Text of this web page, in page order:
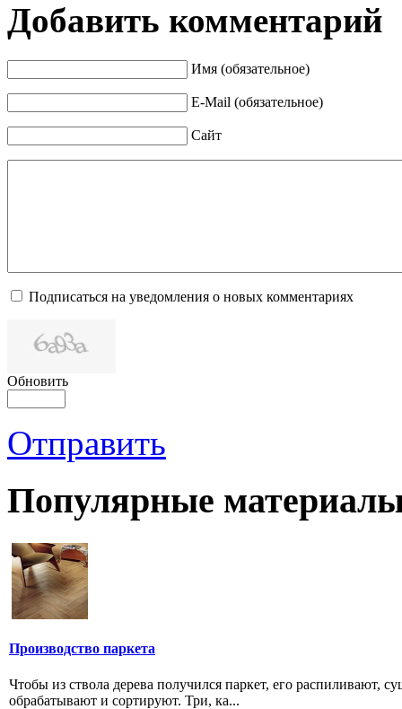
Добавить комментарий
Имя (обязательное)
E-Mail (обязательное)
Сайт
Подписаться на уведомления о новых комментариях
Обновить
Отправить
Популярные
Производство паркета
Чтобы из ствола дерева получился паркет, его распиливают,
обрабатывают и сортируют. Три, ка...